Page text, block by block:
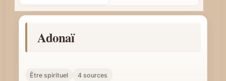
e
c
r
Adonaï
Être spirituel 4 sources